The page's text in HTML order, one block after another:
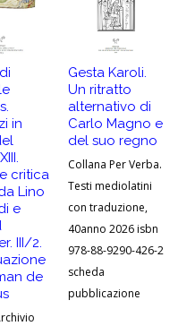
in
critica
Lino
e
III/2.
de
Gesta Karoli.
Un ritratto
alternativo di
Carlo Magno e
del suo regno
Collana Per Verba.
Testi mediolatini
con traduzione,
40anno 2026 isbn
978-88-9290-426-2
scheda
pubblicazione